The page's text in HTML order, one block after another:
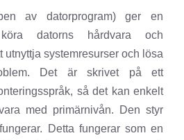
av datorprogram) ger en
datorns hårdvara och
utnyttja systemresurser och lösa
Det är skrivet på ett
så det kan enkelt
med primärnivån. Den styr
Detta fungerar som en